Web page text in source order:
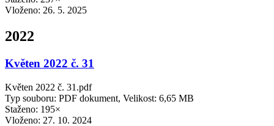
Vloženo: 26. 5. 2025
2022
Květen 2022 č. 31
Květen 2022 č. 31.pdf
Typ souboru: PDF dokument, Velikost: 6,65 MB
Staženo: 195×
Vloženo: 27. 10. 2024